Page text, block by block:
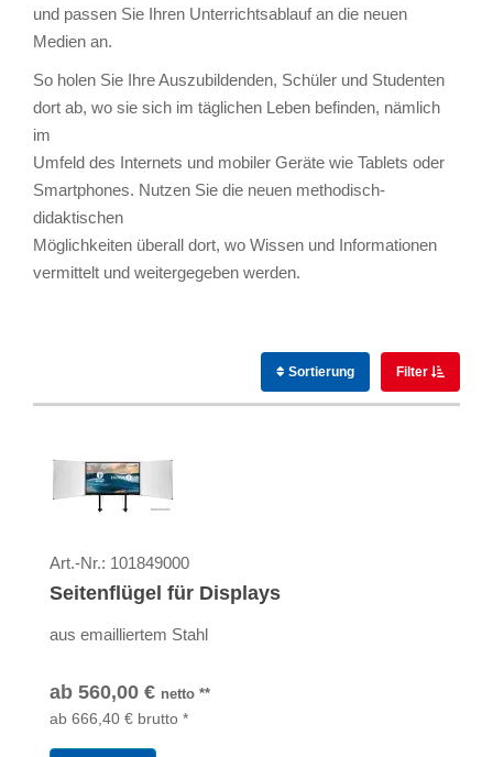
und passen Sie Ihren Unterrichtsablauf an die neuen
Medien an.
So holen Sie Ihre Auszubildenden, Schüler und Studenten
dort ab, wo sie sich im täglichen Leben befinden, nämlich
im
Umfeld des Internets und mobiler Geräte wie Tablets oder
Smartphones. Nutzen Sie die neuen methodisch-
didaktischen
Möglichkeiten überall dort, wo Wissen und Informationen
vermittelt und weitergegeben werden.
Sortierung Filter
Art.-Nr.: 101849000
Seitenflügel für Displays
aus emailliertem Stahl
ab 560,00 € netto **
ab 666,40 € brutto *